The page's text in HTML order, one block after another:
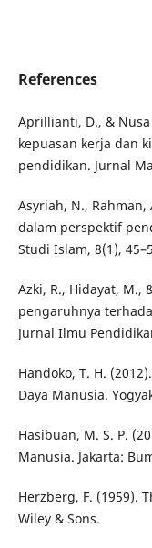
References
Aprillianti, D., &
kepuasan kerja dan
pendidikan. Jurnal
Asyriah, N., Rahman,
dalam perspektif
Studi Islam, 8(1),
Azki, R., Hidayat, M.,
pengaruhnya
Jurnal Ilmu
Handoko, T. H.
Daya Manusia.
Hasibuan, M. S. P.
Manusia. Jakarta:
Herzberg, F. (1959).
Wiley & Sons.